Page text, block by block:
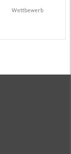
Wettbewerb